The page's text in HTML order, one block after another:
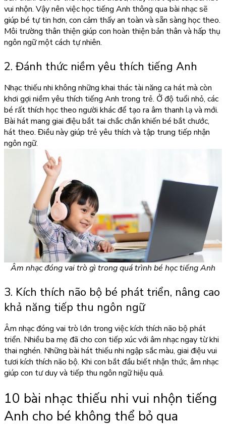
vui nhộn. Vậy nên việc học tiếng Anh thông qua bài nhạc sẽ
giúp bé tự tin hơn, con cảm thấy an toàn và sẵn sàng học theo.
Môi trường thân thiện giúp con hoàn thiện bản thân và hấp thụ
ngôn ngữ một cách tự nhiên.
2. Đánh thức niềm yêu thích tiếng Anh
Nhạc thiếu nhi không những khai thác tài năng ca hát mà còn
khơi gợi niềm yêu thích tiếng Anh trong trẻ. Ở độ tuổi nhỏ, các
bé rất thích học theo người khác để tạo ra âm thanh lạ và mới.
Bài hát mang giai điệu bắt tai chắc chắn khiến bé bắt chước,
hát theo. Điều này giúp trẻ yêu thích và tập trung tiếp nhận
ngôn ngữ.
Âm nhạc đóng vai trò gì trong quá trình bé học tiếng Anh
3. Kích thích não bộ bé phát triển, nâng cao
khả năng tiếp thu ngôn ngữ
Âm nhạc đóng vai trò lớn trong việc kích thích não bộ phát
triển. Nhiều ba mẹ đã cho con tiếp xúc với âm nhạc ngay từ khi
thai nghén. Những bài hát thiếu nhi ngập sắc màu, giai điệu vui
tươi kích thích não bộ. Khi con bắt đầu biết nhận thức, âm nhạc
giúp con tư duy và tiếp thu ngôn ngữ hiệu quả.
10 bài nhạc thiếu nhi vui nhộn tiếng
Anh cho bé không thể bỏ qua